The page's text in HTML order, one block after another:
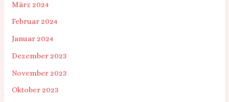
März 2024
Februar 2024
Januar 2024
Dezember 2023
November 2023
Oktober 2023